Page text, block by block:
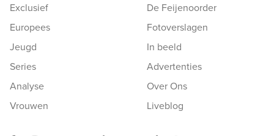
Exclusief
Europees
Jeugd
Series
Analyse
Vrouwen
De Feijenoorder
Fotoverslagen
In beeld
Advertenties
Over Ons
Liveblog